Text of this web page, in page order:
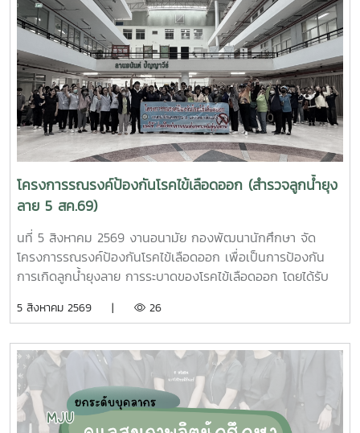
โครงการรณรงค์ป้องกันโรคไข้เลือดออก (สำรวจลูกน้ำยุง
ลาย 5 สค.69)
นที่ 5 สิงหาคม 2569 งานอนามัย กองพัฒนานักศึกษา จัด
โครงการรณรงค์ป้องกันโรคไข้เลือดออก เพื่อเป็นการป้องกัน
การเกิดลูกน้ำยุงลาย การระบาดของโรคไข้เลือดออก โดยได้รับ
นักศึกษาจิตอาสา ร่วมกันสำรวจทำลายแหล่งเพาะพันธุ์ยุงลาย
มหาวิทยาลัยแม่โจ้ ทั้งนี้ได้รับความอนุเคราะห์รถรับนักศึกษาจาก
กองกายภาพและสิ่งแวดล้อม
5 สิงหาคม 2569 | 26